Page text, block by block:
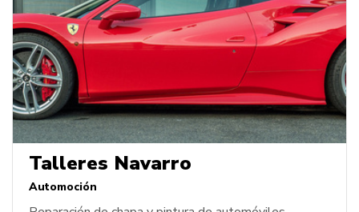
Talleres Navarro
Automoción